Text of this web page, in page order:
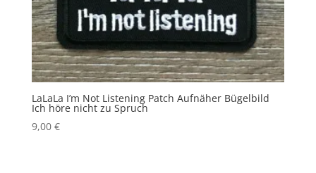
LaLaLa I’m Not Listening Patch Aufnäher Bügelbild
Ich höre nicht zu Spruch
9,00 €